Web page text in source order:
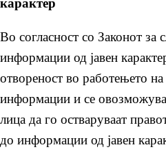
Во согласност со Законот за
информации од јавен
отвореност во работењето
информации и се
лица да го остваруваат
до информации од јавен